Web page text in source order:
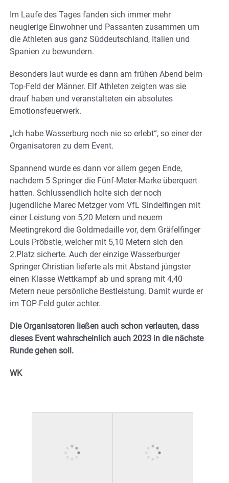
Im Laufe des Tages fanden sich immer mehr
neugierige Einwohner und Passanten zusammen um
die Athleten aus ganz Süddeutschland, Italien und
Spanien zu bewundern.
Besonders laut wurde es dann am frühen Abend beim
Top-Feld der Männer. Elf Athleten zeigten was sie
drauf haben und veranstalteten ein absolutes
Emotionsfeuerwerk.
„Ich habe Wasserburg noch nie so erlebt“, so einer der
Organisatoren zu dem Event.
Spannend wurde es dann vor allem gegen Ende,
nachdem 5 Springer die Fünf-Meter-Marke überquert
hatten. Schlussendlich holte sich der noch
jugendliche Marec Metzger vom VfL Sindelfingen mit
einer Leistung von 5,20 Metern und neuem
Meetingrekord die Goldmedaille vor, dem Gräfelfinger
Louis Pröbstle, welcher mit 5,10 Metern sich den
2.Platz sicherte. Auch der einzige Wasserburger
Springer Christian lieferte als mit Abstand jüngster
einen Klasse Wettkampf ab und sprang mit 4,40
Metern neue persönliche Bestleistung. Damit wurde er
im TOP-Feld guter achter.
Die Organisatoren ließen auch schon verlauten, dass
dieses Event wahrscheinlich auch 2023 in die nächste
Runde gehen soll.
WK